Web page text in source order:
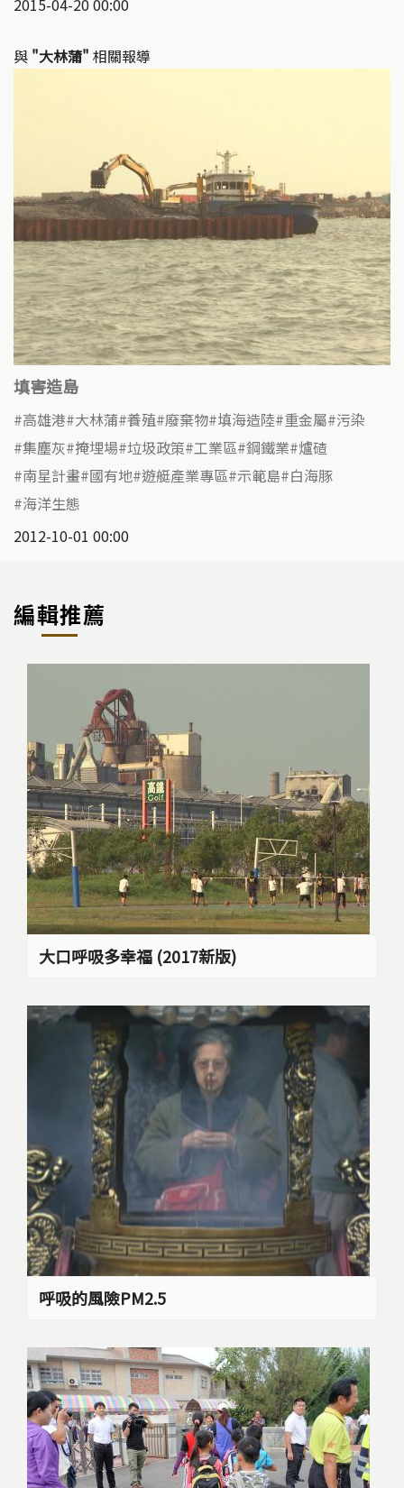
與 "大林蒲" 相關報導
填害造島
高雄港 大林蒲 養殖 廢棄物 填海造陸 重金屬 污染
集塵灰 掩埋場 垃圾政策 工業區 鋼鐵業 爐碴
南星計畫 國有地 遊艇產業專區 示範島 白海豚
海洋生態
2012-10-01 00:00
編輯推薦
大口呼吸多幸福 (2017新版)
呼吸的風險PM2.5